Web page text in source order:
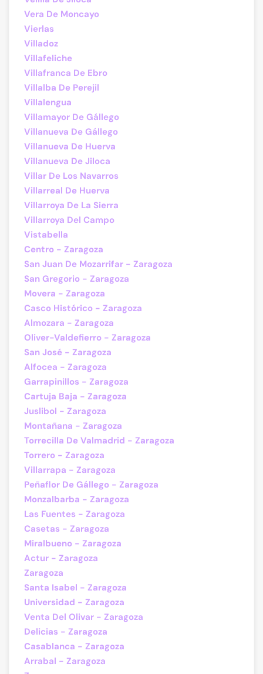
Vera De Moncayo
Vierlas
Villadoz
Villafeliche
Villafranca De Ebro
Villalba De Perejil
Villalengua
Villamayor De Gállego
Villanueva De Gállego
Villanueva De Huerva
Villanueva De Jiloca
Villar De Los Navarros
Villarreal De Huerva
Villarroya De La Sierra
Villarroya Del Campo
Vistabella
Centro - Zaragoza
San Juan De Mozarrifar - Zaragoza
San Gregorio - Zaragoza
Movera - Zaragoza
Casco Histórico - Zaragoza
Almozara - Zaragoza
Oliver-Valdefierro - Zaragoza
San José - Zaragoza
Alfocea - Zaragoza
Garrapinillos - Zaragoza
Cartuja Baja - Zaragoza
Juslibol - Zaragoza
Montañana - Zaragoza
Torrecilla De Valmadrid - Zaragoza
Torrero - Zaragoza
Villarrapa - Zaragoza
Peñaflor De Gállego - Zaragoza
Monzalbarba - Zaragoza
Las Fuentes - Zaragoza
Casetas - Zaragoza
Miralbueno - Zaragoza
Actur - Zaragoza
Zaragoza
Santa Isabel - Zaragoza
Universidad - Zaragoza
Venta Del Olivar - Zaragoza
Delicias - Zaragoza
Casablanca - Zaragoza
Arrabal - Zaragoza